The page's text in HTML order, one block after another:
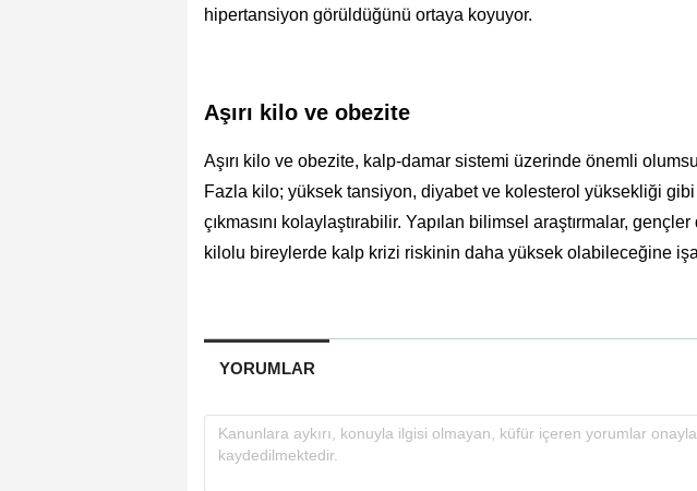
hipertansiyon görüldüğünü ortaya koyuyor.
Aşırı kilo ve obezite
Aşırı kilo ve obezite, kalp-damar sistemi üzerinde önemli
Fazla kilo; yüksek tansiyon, diyabet ve kolesterol yüksekliği
çıkmasını kolaylaştırabilir. Yapılan bilimsel araştırmalar,
kilolu bireylerde kalp krizi riskinin daha yüksek olabileceğine
YORUMLAR